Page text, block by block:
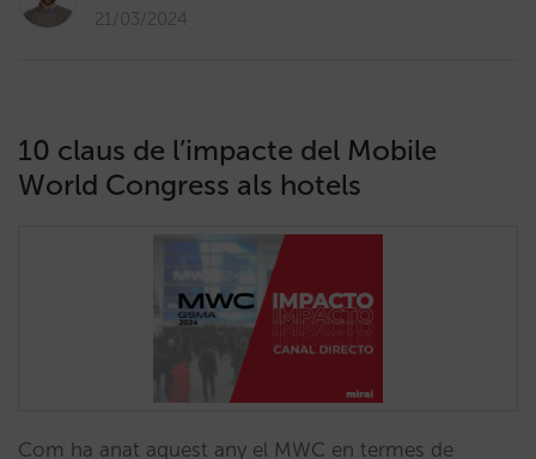
21/03/2024
10 claus de l’impacte del Mobile
World Congress als hotels
Com ha anat aquest any el MWC en termes de